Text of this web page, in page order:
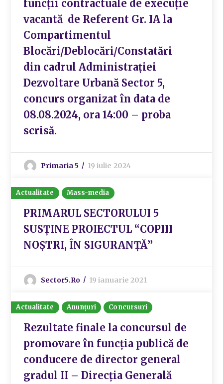
funcții contractuale de execuție
vacantă de Referent Gr. IA la
Compartimentul
Blocări/Deblocări/Constatări
din cadrul Administrației
Dezvoltare Urbană Sector 5,
concurs organizat în data de
08.08.2024, ora 14:00 – proba
scrisă.
Primaria 5 19 iulie 2024
Actualitate Mass-media
PRIMARUL SECTORULUI 5
SUSȚINE PROIECTUL “COPIII
NOȘTRI, ÎN SIGURANȚĂ”
Sector5.ro 19 ianuarie 2021
Actualitate Anunțuri Concursuri
Rezultate finale la concursul de
promovare în funcția publică de
conducere de director general
gradul II – Direcția Generală